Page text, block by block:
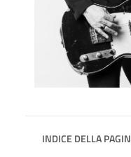
INDICE DELLA